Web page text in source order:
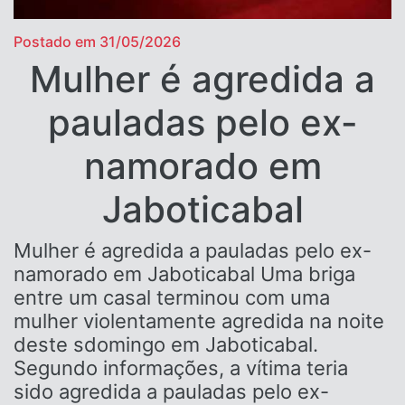
Postado em 31/05/2026
Mulher é agredida a
pauladas pelo ex-
namorado em
Jaboticabal
Mulher é agredida a pauladas pelo ex-
namorado em Jaboticabal Uma briga
entre um casal terminou com uma
mulher violentamente agredida na noite
deste sdomingo em Jaboticabal.
Segundo informações, a vítima teria
sido agredida a pauladas pelo ex-